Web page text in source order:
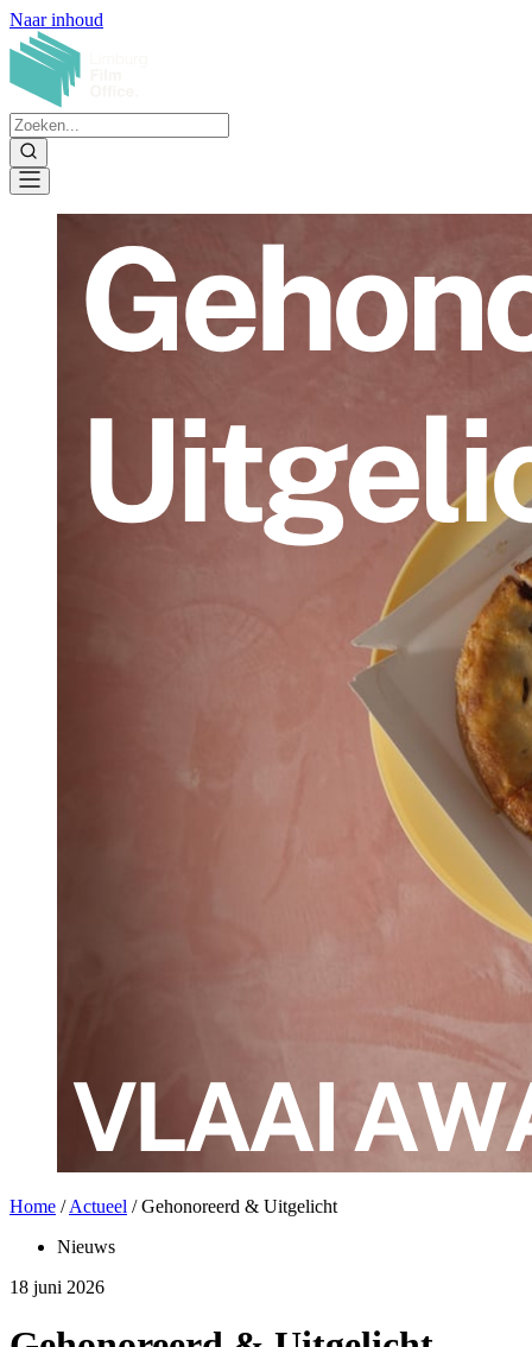
Naar inhoud
Home / Actueel / Gehonoreerd & Uitgelicht
Nieuws
18 juni 2026